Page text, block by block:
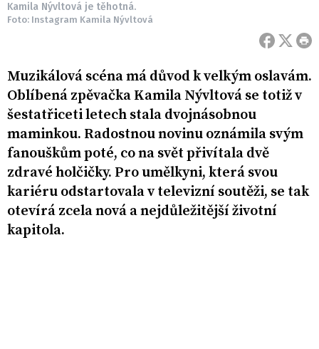
Kamila Nývltová je těhotná.
Foto: Instagram Kamila Nývltová
Muzikálová scéna má důvod k velkým oslavám.
Oblíbená zpěvačka Kamila Nývltová se totiž v
šestatřiceti letech stala dvojnásobnou
maminkou. Radostnou novinu oznámila svým
fanouškům poté, co na svět přivítala dvě
zdravé holčičky. Pro umělkyni, která svou
kariéru odstartovala v televizní soutěži, se tak
otevírá zcela nová a nejdůležitější životní
kapitola.